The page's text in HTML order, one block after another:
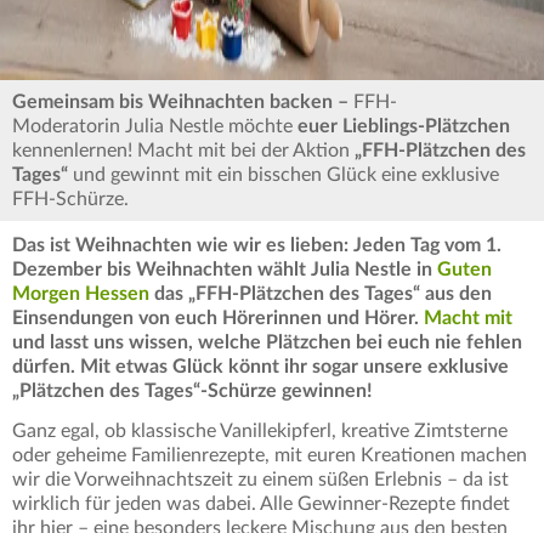
Gemeinsam bis Weihnachten backen – FFH-
Moderatorin Julia Nestle möchte euer Lieblings-Plätzchen
kennenlernen! Macht mit bei der Aktion „FFH-Plätzchen des
Tages“ und gewinnt mit ein bisschen Glück eine exklusive
FFH-Schürze.
Das ist Weihnachten wie wir es lieben: Jeden Tag vom 1.
Dezember bis Weihnachten wählt Julia Nestle in Guten
Morgen Hessen das „FFH-Plätzchen des Tages“ aus den
Einsendungen von euch Hörerinnen und Hörer. Macht mit
und lasst uns wissen, welche Plätzchen bei euch nie fehlen
dürfen. Mit etwas Glück könnt ihr sogar unsere exklusive
„Plätzchen des Tages“-Schürze gewinnen!
Ganz egal, ob klassische Vanillekipferl, kreative Zimtsterne
oder geheime Familienrezepte, mit euren Kreationen machen
wir die Vorweihnachtszeit zu einem süßen Erlebnis – da ist
wirklich für jeden was dabei. Alle Gewinner-Rezepte findet
ihr hier – eine besonders leckere Mischung aus den besten